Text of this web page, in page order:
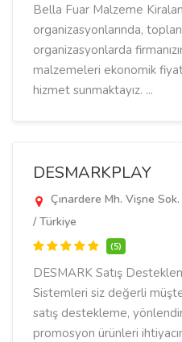
Bella Fuar Malzeme
organizasyonlarında,
organizasyonlarda
malzemeleri ekonomik
hizmet sunmaktayız. ...
DESMARKPLAY
Çınardere Mh. Vişne
/ Türkiye
(5)
DESMARK Satış
Sistemleri siz değerli
satış destekleme,
promosyon ürünleri